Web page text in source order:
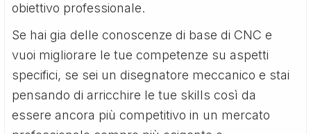
obiettivo professionale.
Se hai gia delle conoscenze di base di CNC e
vuoi migliorare le tue competenze su aspetti
specifici, se sei un disegnatore meccanico e stai
pensando di arricchire le tue skills così da
essere ancora più competitivo in un mercato